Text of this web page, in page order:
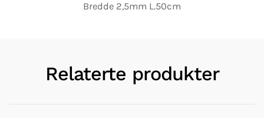
Bredde 2,5mm L.50cm
Relaterte produkter